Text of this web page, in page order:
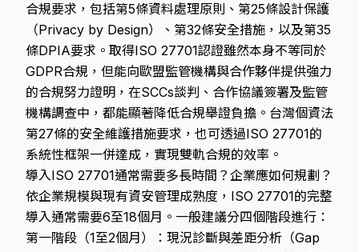
合規要求，包括第5條資料處理原則、第25條設計保護
（Privacy by Design）、第32條安全措施，以及第35
條DPIA要求。取得ISO 27701認證雖然本身不等同於
GDPR合規，但能向歐盟監管機構與合作夥伴提供強力
的合規努力證明，在SCCs談判、合作協議簽署及監管
機構調查中，都能顯著降低合規舉證負擔。台灣個資法
第27條的安全維護措施要求，也可透過ISO 27701的
系統性框架一併達成，實現雙軌合規的效率。
導入ISO 27701通常需要多長時間？企業應如何規劃？
依企業規模與現有資安管理成熟度，ISO 27701的完整
導入通常需要6至18個月。一般建議分四個階段進行：
第一階段（1至2個月）：現況診斷與差距分析（Gap